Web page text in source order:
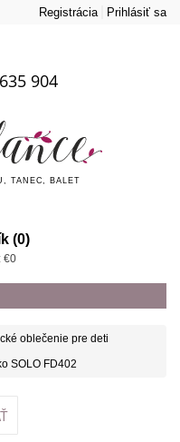
Registrácia Prihlásiť sa
904
TANEC, BALET
(0)
€0
oblečenie pre deti
SOLO FD402